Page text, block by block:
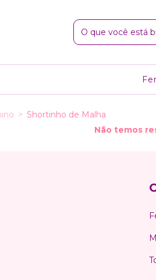
> Shortinho de Malha
Não temos